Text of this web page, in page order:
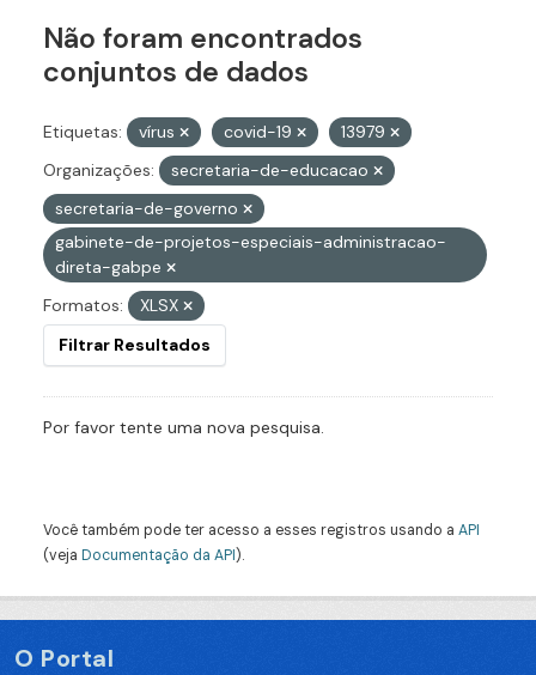
Não foram encontrados
conjuntos de dados
Etiquetas: vírus covid-19
13979
Organizações:
secretaria-de-educacao
secretaria-de-governo
gabinete-de-projetos-especiais-administracao-
direta-gabpe
Formatos:
XLSX
Filtrar Resultados
Por favor tente uma nova pesquisa.
Você também pode ter acesso a esses registros usando a API
(veja Documentação da API).
O Portal